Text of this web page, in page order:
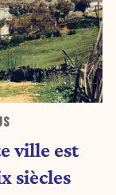
ville est
siècles